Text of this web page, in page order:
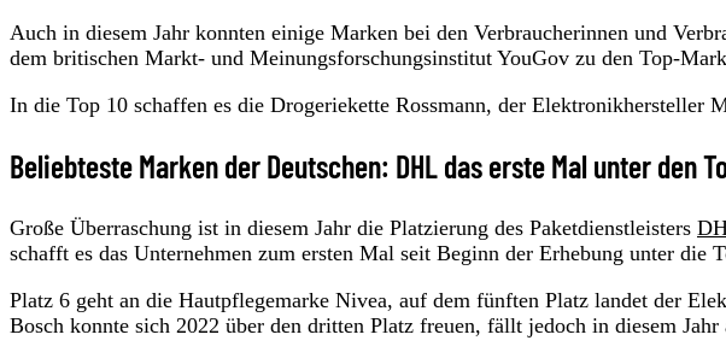
Auch in diesem Jahr konnten einige Marken bei den Verbraucherinnen und
dem britischen Markt- und Meinungsforschungsinstitut YouGov zu den Top-
In die Top 10 schaffen es die Drogeriekette Rossmann, der Elektronikhersteller
Beliebteste Marken der Deutschen: DHL das erste Mal unter den
Große Überraschung ist in diesem Jahr die Platzierung des Paketdienstleisters
schafft es das Unternehmen zum ersten Mal seit Beginn der Erhebung unter die
Platz 6 geht an die Hautpflegemarke Nivea, auf dem fünften Platz landet der
Bosch konnte sich 2022 über den dritten Platz freuen, fällt jedoch in diesem